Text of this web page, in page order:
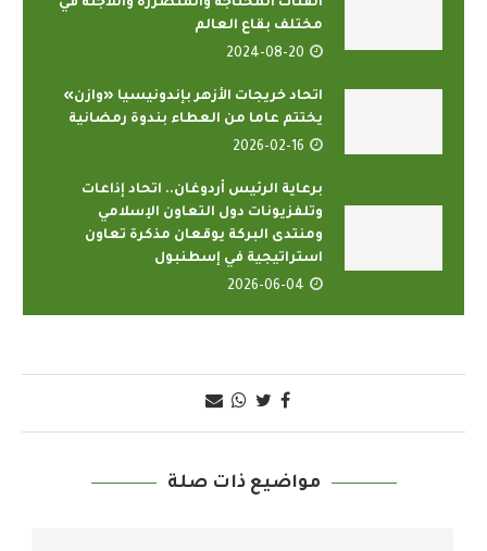
الفئات المحتاجة والمتضررة واللاجئة في
مختلف بقاع العالم
2024-08-20
اتحاد خريجات الأزهر بإندونيسيا «وازن»
يختتم عاما من العطاء بندوة رمضانية
2026-02-16
برعاية الرئيس أردوغان.. اتحاد إذاعات
وتلفزيونات دول التعاون الإسلامي
ومنتدى البركة يوقعان مذكرة تعاون
استراتيجية في إسطنبول
2026-06-04
مواضيع ذات صلة